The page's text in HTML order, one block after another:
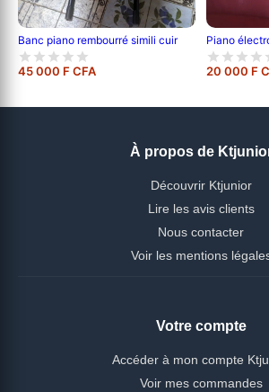
Banc piano rembourré simili cuir
45 000 F CFA
Piano
20 000 F
À propos de
Découvrir Ktjunior
Lire les avis clients
Nous contacter
Voir les mentions
Votre compte
Accéder à mon compte
Voir mes commandes